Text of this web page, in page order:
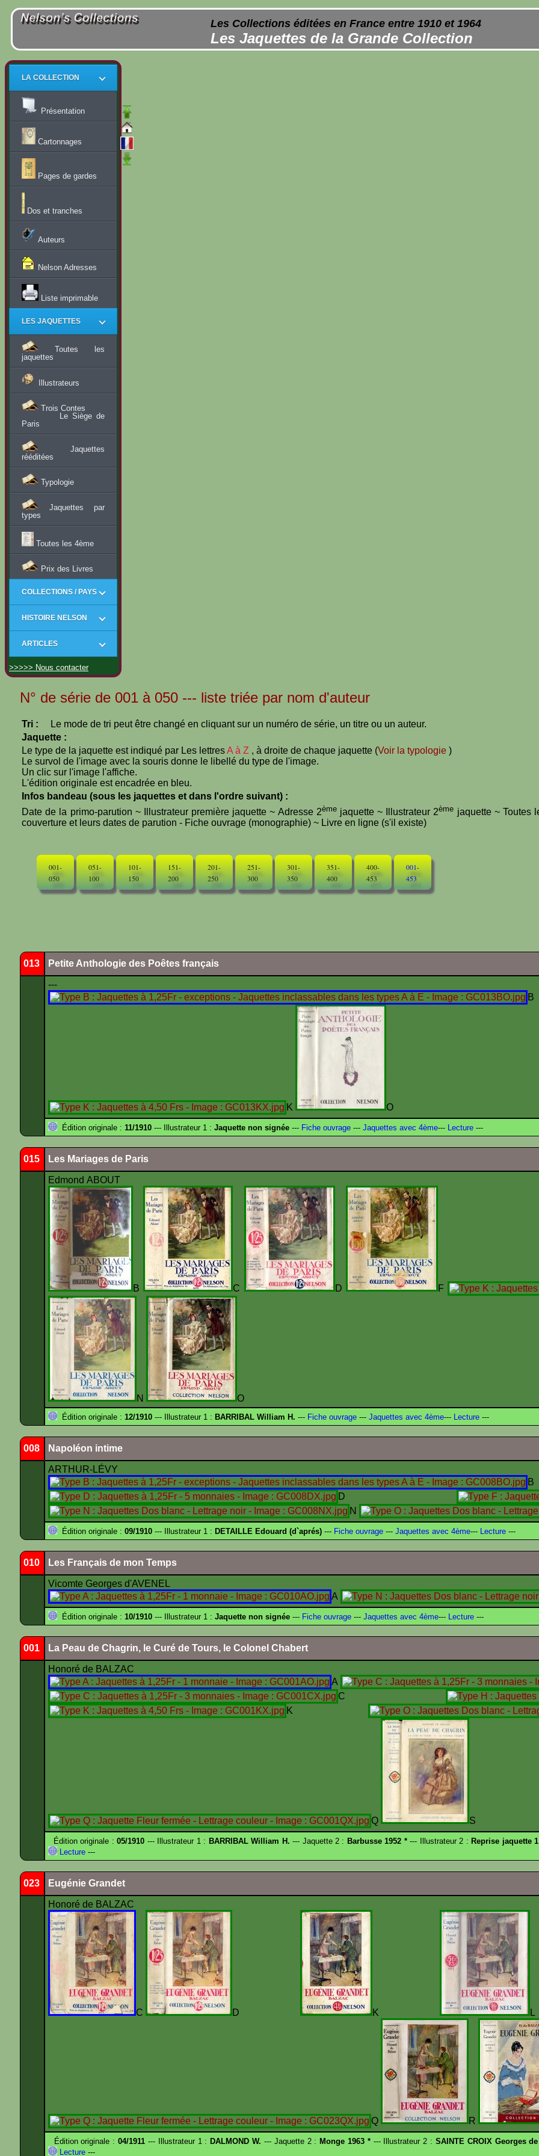
Les Collections éditées en France entre 1910 et 1964
Les Jaquettes de la Grande Collection
LA COLLECTION
Présentation
Cartonnages
Pages de gardes
Dos et tranches
Auteurs
Nelson Adresses
Liste imprimable
LES JAQUETTES
Toutes les
jaquettes
Illustrateurs
Trois Contes
Le Siège de
Paris
Jaquettes
rééditées
Typologie
Jaquettes par
types
Toutes les 4ème
Prix des Livres
COLLECTIONS / PAYS
HISTOIRE NELSON
ARTICLES
>>>>> Nous contacter
N° de série de 001 à 050 --- liste triée par nom d'auteur
Tri :
Le mode de tri peut être changé en cliquant sur un numéro de série, un titre ou un auteur.
Jaquette :
Le type de la jaquette est indiqué par Les lettresA à Z , à droite de chaque jaquette (Voir la typologie )
Le survol de l'image avec la souris donne le libellé du type de l'image.
Un clic sur l'image l'affiche.
L'édition originale est encadrée en bleu.
Infos bandeau (sous les jaquettes et dans l'ordre suivant) :
Date de la primo-parution ~ Illustrateur première jaquette ~ Adresse 2èmejaquette ~ Illustrateur 2ème jaquette ~ Toutes
couverture et leurs dates de parution - Fiche ouvrage (monographie) ~ Livre en ligne (s'il existe)
001-
050
051-
100
101-
150
151-
200
201-
250
251-
300
301-
350
351-
400
400-
453
001-
453
013 Petite Anthologie des Poêtes français
---
B
K O
Édition originale : 11/1910 --- Illustrateur 1 : Jaquette non signée --- Fiche ouvrage --- Jaquettes avec 4ème--- Lecture ---
015 Les Mariages de Paris
Edmond ABOUT
B C D F
N O
Édition originale : 12/1910 --- Illustrateur 1 : BARRIBAL William H. --- Fiche ouvrage --- Jaquettes avec 4ème--- Lecture ---
008 Napoléon intime
ARTHUR-LÉVY
B
D
N
Édition originale : 09/1910 --- Illustrateur 1 : DETAILLE Edouard (d`aprés) --- Fiche ouvrage --- Jaquettes avec 4ème--- Lecture ---
010 Les Français de mon Temps
Vicomte Georges d'AVENEL
A
Édition originale : 10/1910 --- Illustrateur 1 : Jaquette non signée --- Fiche ouvrage --- Jaquettes avec 4ème--- Lecture ---
001 La Peau de Chagrin, le Curé de Tours, le Colonel Chabert
Honoré de BALZAC
A
C
K
Q S
Édition originale :05/1910 --- Illustrateur 1 : BARRIBAL William H. --- Jaquette 2 : Barbusse 1952 *--- Illustrateur 2 : Reprise jaquette 1
Lecture ---
023 Eugénie Grandet
Honoré de BALZAC
C D K
Q R
Édition originale :04/1911 --- Illustrateur 1 : DALMOND W. --- Jaquette 2 : Monge 1963 *--- Illustrateur 2 : SAINTE CROIX Georges de
Lecture ---